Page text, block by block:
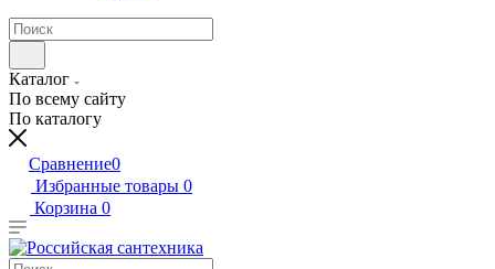
Каталог
По всему сайту
По каталогу
Сравнение0
Избранные товары 0
Корзина 0